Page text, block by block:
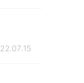
22.07.15